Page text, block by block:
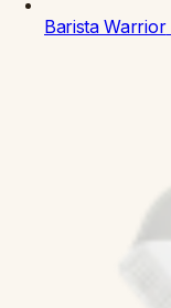
Barista Warrior